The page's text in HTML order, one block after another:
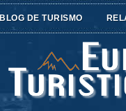
BLOG DE TURISMO